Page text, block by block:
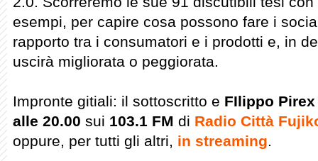
esempi, per capire cosa possono fare i
rapporto tra i consumatori e i prodotti e, in
uscirà migliorata o peggiorata.
Impronte gitiali: il sottoscritto e FIlippo
alle 20.00 sui 103.1 FM di Radio Città
oppure, per tutti gli altri, in streaming.